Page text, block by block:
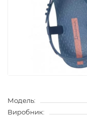
Модель:
Виробник: